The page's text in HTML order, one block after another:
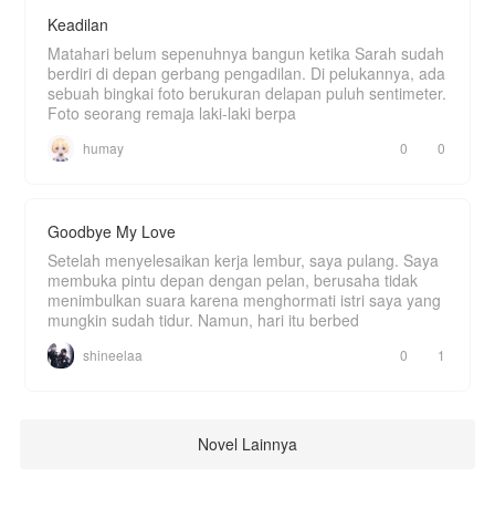
Keadilan
Matahari belum sepenuhnya bangun ketika Sarah sudah
berdiri di depan gerbang pengadilan. Di pelukannya, ada
sebuah bingkai foto berukuran delapan puluh sentimeter.
Foto seorang remaja laki-laki berpa
humay 0 0
Goodbye My Love
Setelah menyelesaikan kerja lembur, saya pulang. Saya
membuka pintu depan dengan pelan, berusaha tidak
menimbulkan suara karena menghormati istri saya yang
mungkin sudah tidur. Namun, hari itu berbed
shineelaa 0 1
Novel Lainnya